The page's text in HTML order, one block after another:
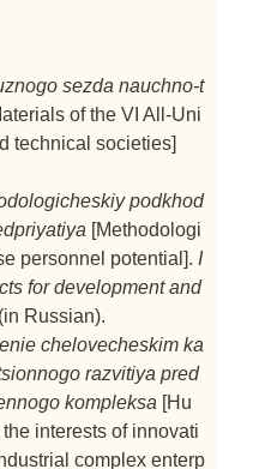
sezda nauchno-t
of the VI All-Uni
technical societies]
podkhod
[Methodologi
personnel potential]. I
for development and
Russian).
chelovecheskim ka
razvitiya pred
kompleksa [Hu
interests of innovati
complex enterp